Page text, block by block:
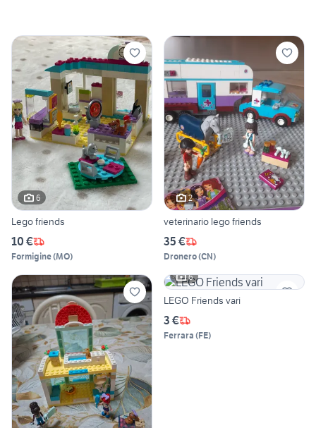
6
Lego friends
10 €
Formigine(MO)
2
veterinario lego friends
35 €
Dronero(CN)
6
LEGO Friends vari
3 €
Ferrara (FE)